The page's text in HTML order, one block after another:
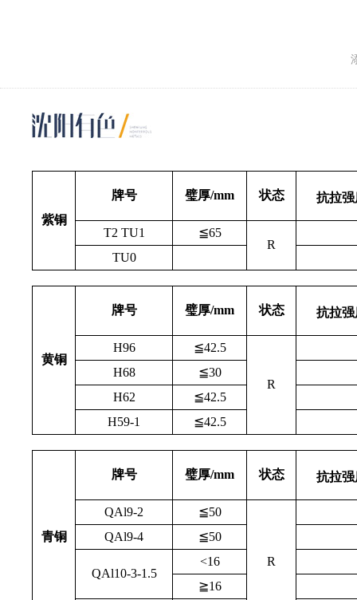
紫铜
牌号 璧厚/mm 状态 抗拉
T2 TU1
≦65
R
TU0
黄铜
牌号 璧厚/mm 状态 抗拉
H96 ≦42.5
R
H68
≦30
H62
≦42.5
H59-1
≦42.5
青铜
牌号 璧厚/mm 状态 抗拉
QAl9-2 ≦50
R
QAl9-4 ≦50
QAl10-3-1.5
<16
≧16